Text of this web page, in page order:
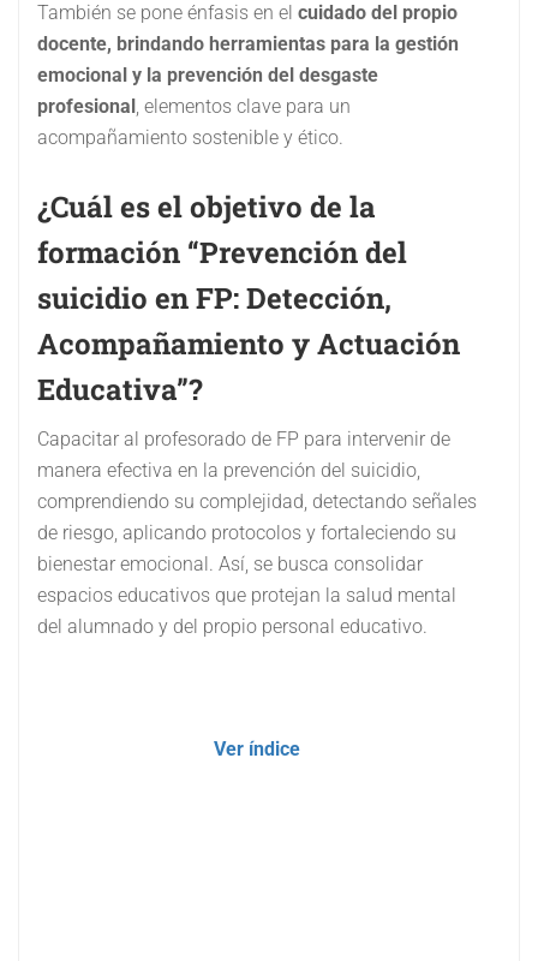
También se pone énfasis en el cuidado del propio
docente, brindando herramientas para la gestión
emocional y la prevención del desgaste
profesional , elementos clave para un
acompañamiento sostenible y ético.
¿Cuál es el objetivo de la
formación “Prevención del
suicidio en FP: Detección,
Acompañamiento y Actuación
Educativa”?
Capacitar al profesorado de FP para intervenir de
manera efectiva en la prevención del suicidio,
comprendiendo su complejidad, detectando señales
de riesgo, aplicando protocolos y fortaleciendo su
bienestar emocional. Así, se busca consolidar
espacios educativos que protejan la salud mental
del alumnado y del propio personal educativo.
Ver índice